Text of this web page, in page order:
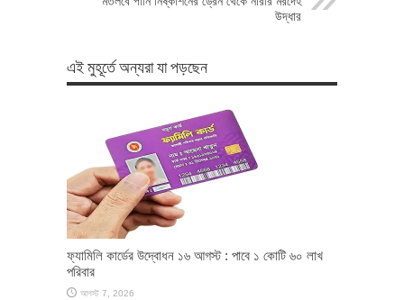
উদ্ধার
এই মুহূর্তে অন্যরা যা পড়ছেন
ফ্যামিলি কার্ডের উদ্বোধন ১৬ আগস্ট : পাবে ১ কোটি ৬০ লাখ
পরিবার
আগস্ট 7, 2026